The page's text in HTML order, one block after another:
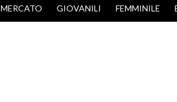
MERCATO GIOVANILI FEMMINILE